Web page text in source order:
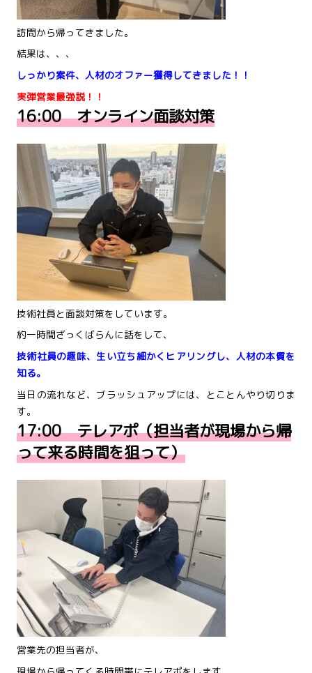
訪問から帰ってきました。
結果は、、、
しっかり案件、人材のオファー獲得してきました！！
実弾営業最強説！！
16:00 オンライン面談対策
技術社員と面談対策をしています。
約一時間ざっくばらんに話をして、
技術社員の趣味、生い立ち細かくヒアリングし、人材の本質を
知る。
当日の流れなど、ブラッシュアップには、とことんやり切りま
す。
17:00 テレアポ（担当者が現場から帰
って来る時間を狙って）
営業先の担当者が、